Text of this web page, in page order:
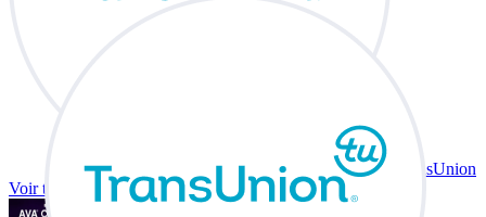
TransUnion
Voir toutes les intégrations